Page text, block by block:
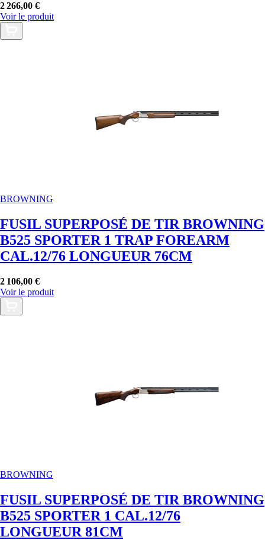
2 266,00 €
Voir le produit
BROWNING
FUSIL SUPERPOSÉ DE TIR BROWNING
B525 SPORTER 1 TRAP FOREARM
CAL.12/76 LONGUEUR 76CM
2 106,00 €
Voir le produit
BROWNING
FUSIL SUPERPOSÉ DE TIR BROWNING
B525 SPORTER 1 CAL.12/76
LONGUEUR 81CM